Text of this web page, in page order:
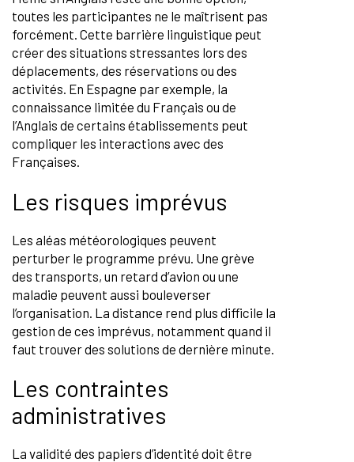
toutes les participantes ne le maîtrisent pas
forcément. Cette barrière linguistique peut
créer des situations stressantes lors des
déplacements, des réservations ou des
activités. En Espagne par exemple, la
connaissance limitée du Français ou de
l’Anglais de certains établissements peut
compliquer les interactions avec des
Françaises.
Les risques imprévus
Les aléas météorologiques peuvent
perturber le programme prévu. Une grève
des transports, un retard d’avion ou une
maladie peuvent aussi bouleverser
l’organisation. La distance rend plus difficile la
gestion de ces imprévus, notamment quand il
faut trouver des solutions de dernière minute.
Les contraintes
administratives
La validité des papiers d’identité doit être